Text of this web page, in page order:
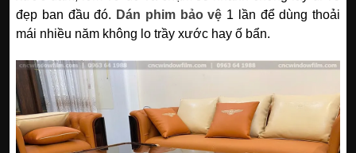
đẹp ban đầu đó. Dán phim bảo vệ 1 lần để dùng thoải
mái nhiều năm không lo trầy xước hay ố bẩn.